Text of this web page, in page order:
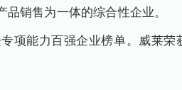
销售为一体的综合性企业。
项能力百强企业榜单。威莱荣